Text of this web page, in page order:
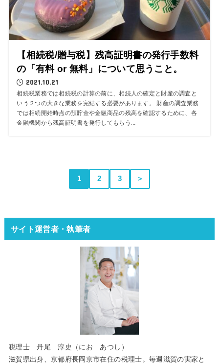
【相続税/贈与税】残高証明書の発行手数料
の「有料 or 無料」について思うこと。
2021.10.21
相続税業務では相続税の計算の前に、相続人の確定と財産の調査と
いう２つの大きな業務を完結する必要があります。 財産の調査業務
では相続開始時点の預貯金や金融商品の残高を確認するために、各
金融機関から残高証明書を発行してもらう...
1 2 3 ＞
サイト運営者・執筆者
税理士 丹尾 淳史（にお あつし）
滋賀県出身、京都府長岡京市在住の税理士。毎週滋賀の実家と